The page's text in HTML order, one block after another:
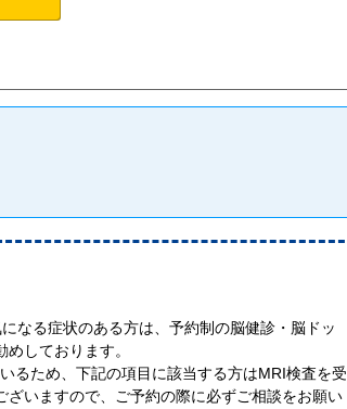
なる症状のある方は、予約制の脳健診・脳ドッ
めしております。
るため、下記の項目に該当する方はMRI検査を受
ざいますので、ご予約の際に必ずご相談をお願い